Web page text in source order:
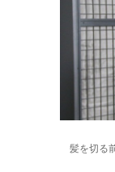
髪を切る